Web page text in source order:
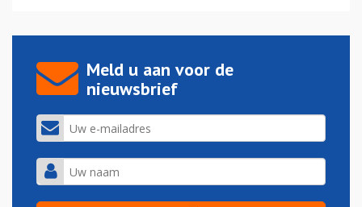
Meld u aan voor de
nieuwsbrief